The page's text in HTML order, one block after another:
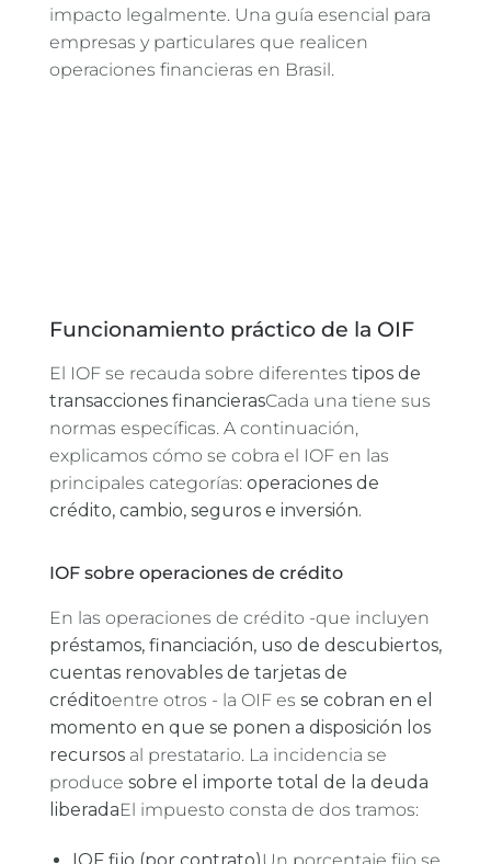
impacto legalmente. Una guía esencial para
empresas y particulares que realicen
operaciones financieras en Brasil.
Funcionamiento práctico de la OIF
El IOF se recauda sobre diferentes tipos de
transacciones financierasCada una tiene sus
normas específicas. A continuación,
explicamos cómo se cobra el IOF en las
principales categorías: operaciones de
crédito, cambio, seguros e inversión.
IOF sobre operaciones de crédito
En las operaciones de crédito -que incluyen
préstamos, financiación, uso de descubiertos,
cuentas renovables de tarjetas de
créditoentre otros - la OIF es se cobran en el
momento en que se ponen a disposición los
recursos al prestatario. La incidencia se
produce sobre el importe total de la deuda
liberadaEl impuesto consta de dos tramos: